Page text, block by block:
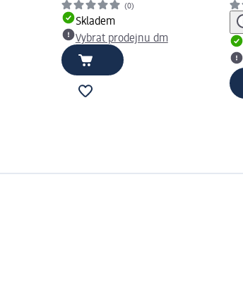
(0)
Skladem
Vybrat prodejnu dm